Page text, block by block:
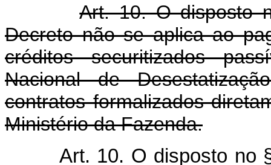
Art. 10. O disposto
Decreto não se aplica ao
créditos securitizados
Nacional de
contratos formalizados
Ministério da Fazenda.
Art. 10. O disposto no